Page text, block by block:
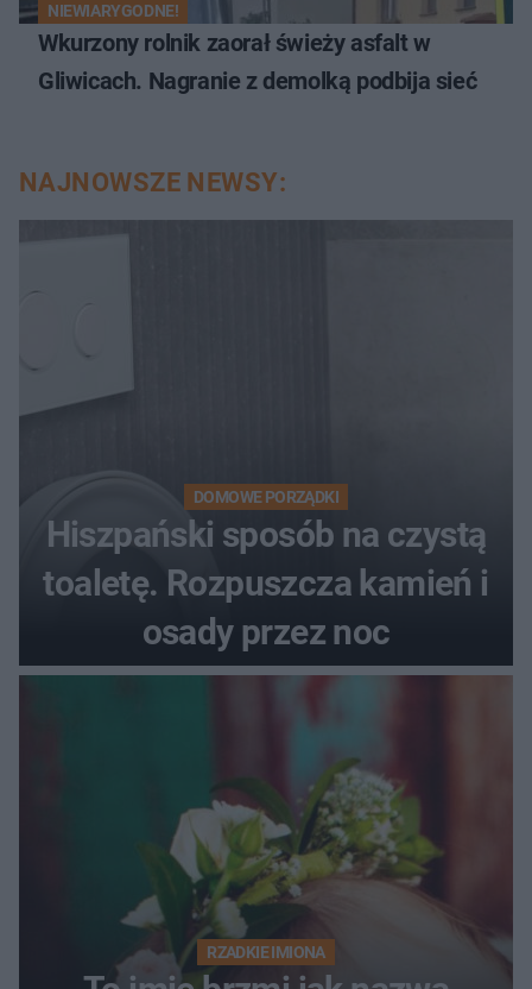
NIEWIARYGODNE!
Wkurzony rolnik zaorał świeży asfalt w
Gliwicach. Nagranie z demolką podbija sieć
NAJNOWSZE NEWSY:
DOMOWE PORZĄDKI
Hiszpański sposób na czystą
toaletę. Rozpuszcza kamień i
osady przez noc
RZADKIE IMIONA